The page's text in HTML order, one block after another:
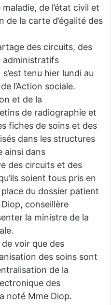
de l’état civil et
la carte d’égalité des
des circuits, des
administratifs
tenu hier lundi au
l’Action sociale.
et de la
de radiographie et
fiches de soins et des
dans les structures
ainsi dans
des circuits et des
soient tous pris en
du dossier patient
conseillère
la ministre de la
voir que des
des soins sont
de la
des
noté Mme Diop.